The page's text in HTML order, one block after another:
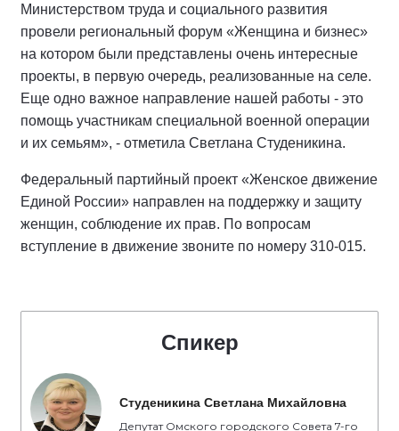
Министерством труда и социального развития
провели региональный форум «Женщина и бизнес»
на котором были представлены очень интересные
проекты, в первую очередь, реализованные на селе.
Еще одно важное направление нашей работы - это
помощь участникам специальной военной операции
и их семьям», - отметила Светлана Студеникина.
Федеральный партийный проект «Женское движение
Единой России» направлен на поддержку и защиту
женщин, соблюдение их прав. По вопросам
вступление в движение звоните по номеру 310-015.
Спикер
Студеникина Светлана Михайловна
Депутат Омского городского Совета 7-го